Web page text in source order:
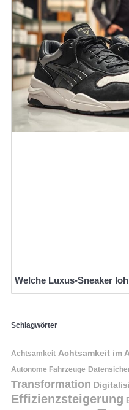
Welche Luxus-Sneaker
Schlagwörter
Achtsamkeit Achtsamkeit im
Autonome Fahrzeuge
Transformation
Effizienzsteigerung